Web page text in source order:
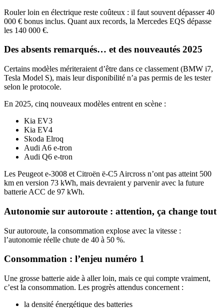
Rouler loin en électrique reste coûteux : il faut souvent dépasser 40
000 € bonus inclus. Quant aux records, la Mercedes EQS dépasse
les 140 000 €.
Des absents remarqués… et des nouveautés 2025
Certains modèles mériteraient d’être dans ce classement (BMW i7,
Tesla Model S), mais leur disponibilité n’a pas permis de les tester
selon le protocole.
En 2025, cinq nouveaux modèles entrent en scène :
Kia EV3
Kia EV4
Skoda Elroq
Audi A6 e-tron
Audi Q6 e-tron
Les Peugeot e-3008 et Citroën ë-C5 Aircross n’ont pas atteint 500
km en version 73 kWh, mais devraient y parvenir avec la future
batterie ACC de 97 kWh.
Autonomie sur autoroute : attention, ça change tout
Sur autoroute, la consommation explose avec la vitesse :
l’autonomie réelle chute de 40 à 50 %.
Consommation : l’enjeu numéro 1
Une grosse batterie aide à aller loin, mais ce qui compte vraiment,
c’est la consommation. Les progrès attendus concernent :
la densité énergétique des batteries